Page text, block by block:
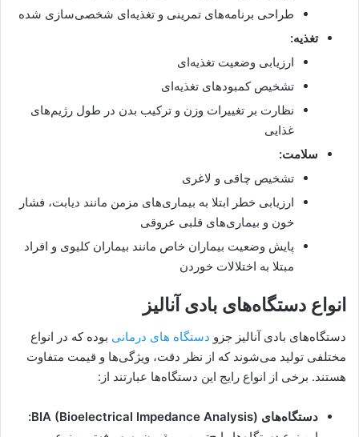
طراحی برنامه‌های تمرینی و تغذیه‌ای شخصی‌سازی شده
تغذیه:
ارزیابی وضعیت تغذیه‌ای
تشخیص کمبودهای تغذیه‌ای
نظارت بر تغییرات وزن و ترکیب بدن در طول رژیم‌های
غذایی
سلامت:
تشخیص چاقی و لاغری
ارزیابی خطر ابتلا به بیماری‌های مزمن مانند دیابت، فشار
خون و بیماری‌های قلبی عروقی
پایش وضعیت بیماران خاص مانند بیماران کلیوی و افراد
مبتلا به اختلالات خوردن
انواع دستگاه‌های بادی آنالیز
دستگاه‌های بادی آنالیز جزو دستگاه های درمانی بوده که در انواع
مختلفی تولید می‌شوند که از نظر دقت، ویژگی‌ها و قیمت متفاوت
هستند. برخی از انواع رایج این دستگاه‌ها عبارتند از:
دستگاه‌های BIA (Bioelectrical Impedance Analysis):